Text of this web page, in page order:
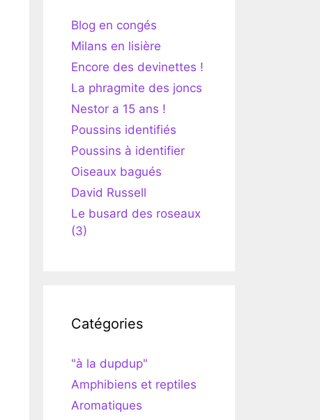
Blog en congés
Milans en lisière
Encore des devinettes !
La phragmite des joncs
Nestor a 15 ans !
Poussins identifiés
Poussins à identifier
Oiseaux bagués
David Russell
Le busard des roseaux
(3)
Catégories
"à la dupdup"
Amphibiens et reptiles
Aromatiques